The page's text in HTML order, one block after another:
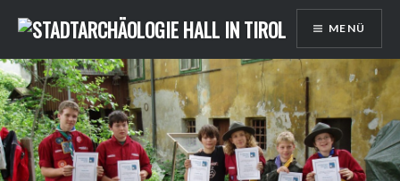
zum
Inhalt
MENÜ